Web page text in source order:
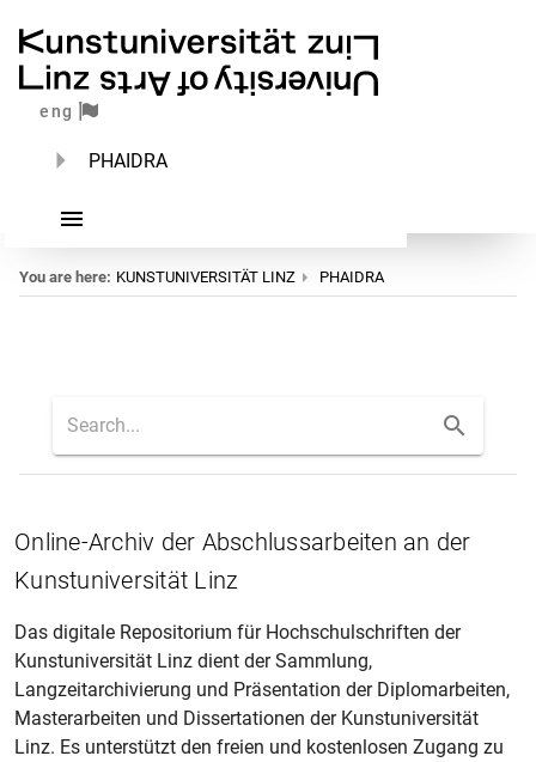
eng
PHAIDRA
You are here: KUNSTUNIVERSITÄT LINZ PHAIDRA
Home
Online-Archiv der Abschlussarbeiten an der
Kunstuniversität Linz
Das digitale Repositorium für Hochschulschriften der
Kunstuniversität Linz dient der Sammlung,
Langzeitarchivierung und Präsentation der Diplomarbeiten,
Masterarbeiten und Dissertationen der Kunstuniversität
Linz. Es unterstützt den freien und kostenlosen Zugang zu